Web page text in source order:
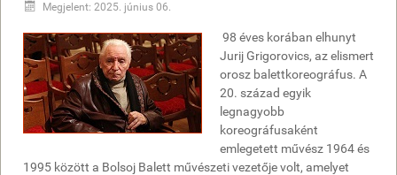
Megjelent: 2025. június 06.
98 éves korában elhunyt
Jurij Grigorovics, az elismert
orosz balettkoreográfus. A
20. század egyik
legnagyobb
koreográfusaként
emlegetett művész 1964 és
1995 között a Bolsoj Balett művészeti vezetője volt, amelyet